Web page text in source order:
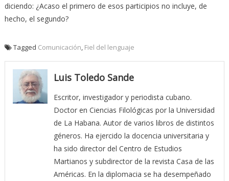
diciendo: ¿Acaso el primero de esos participios no incluye, de
hecho, el segundo?
Tagged Comunicación Fiel del lenguaje
Luis Toledo Sande
Escritor, investigador y periodista cubano.
Doctor en Ciencias Filológicas por la Universidad
de La Habana. Autor de varios libros de distintos
géneros. Ha ejercido la docencia universitaria y
ha sido director del Centro de Estudios
Martianos y subdirector de la revista Casa de las
Américas. En la diplomacia se ha desempeñado